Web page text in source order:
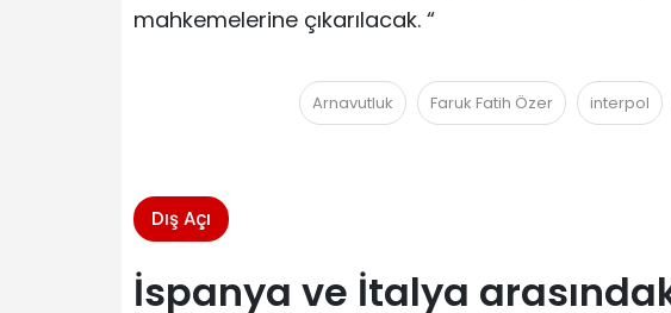
mahkemelerine çıkarılacak. “
Arnavutluk Faruk Fatih Özer interpol
Dış Açı
İspanya ve İtalya